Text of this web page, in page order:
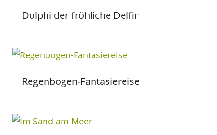
Dolphi der fröhliche Delfin
Regenbogen-Fantasiereise